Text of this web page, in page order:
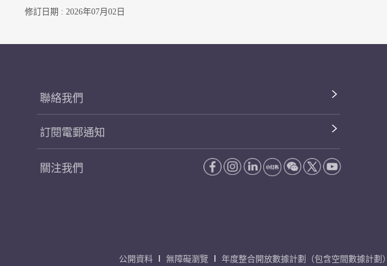
修訂日期 : 2026年07月02日
聯絡我們
訂閱電郵通知
關注我們
公開資料 無障礙瀏覽 年度整合開放數據計劃（包含空間數據計劃）